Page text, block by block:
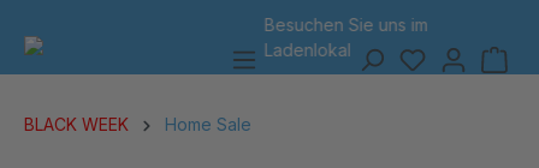
Ladenlokal
7 Tage Rückgabe
BLACK WEEK Home Sale